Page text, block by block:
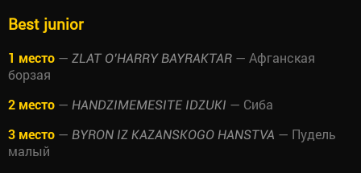
Best junior
1 место — ZLAT O’HARRY BAYRAKTAR — Афганская
борзая
2 место — HANDZIMEMESITE IDZUKI — Сиба
3 место — BYRON IZ KAZANSKOGO HANSTVA — Пудель
малый